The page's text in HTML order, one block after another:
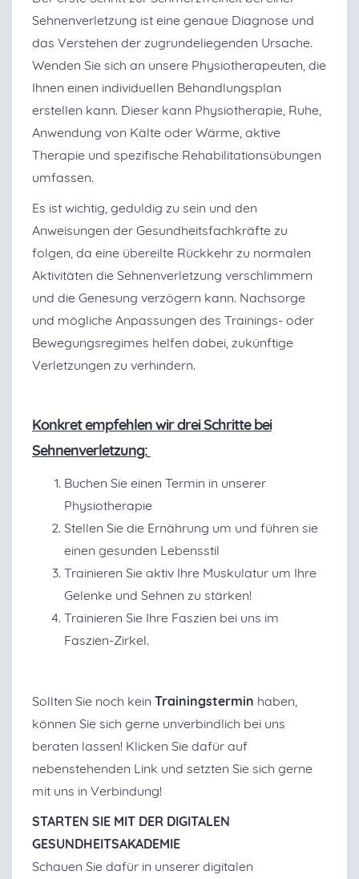
Sehnenverletzung ist eine genaue Diagnose und
das Verstehen der zugrundeliegenden Ursache.
Wenden Sie sich an unsere Physiotherapeuten, die
Ihnen einen individuellen Behandlungsplan
erstellen kann. Dieser kann Physiotherapie, Ruhe,
Anwendung von Kälte oder Wärme, aktive
Therapie und spezifische Rehabilitationsübungen
umfassen.
Es ist wichtig, geduldig zu sein und den
Anweisungen der Gesundheitsfachkräfte zu
folgen, da eine übereilte Rückkehr zu normalen
Aktivitäten die Sehnenverletzung verschlimmern
und die Genesung verzögern kann. Nachsorge
und mögliche Anpassungen des Trainings- oder
Bewegungsregimes helfen dabei, zukünftige
Verletzungen zu verhindern.
Konkret empfehlen wir drei Schritte bei
Sehnenverletzung:
Buchen Sie einen Termin in unserer
Physiotherapie
Stellen Sie die Ernährung um und führen sie
einen gesunden Lebensstil
Trainieren Sie aktiv Ihre Muskulatur um Ihre
Gelenke und Sehnen zu stärken!
Trainieren Sie Ihre Faszien bei uns im
Faszien-Zirkel.
Sollten Sie noch kein Trainingstermin haben,
können Sie sich gerne unverbindlich bei uns
beraten lassen! Klicken Sie dafür auf
nebenstehenden Link und setzten Sie sich gerne
mit uns in Verbindung!
STARTEN SIE MIT DER DIGITALEN
GESUNDHEITSAKADEMIE
Schauen Sie dafür in unserer digitalen